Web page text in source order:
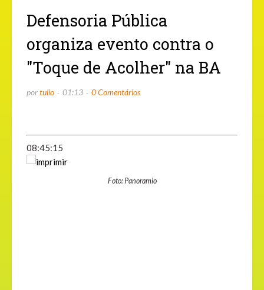
Defensoria Pública
organiza evento contra o
"Toque de Acolher" na BA
portulio 01:13 0 Comentários
08:45:15
Foto: Panoramio